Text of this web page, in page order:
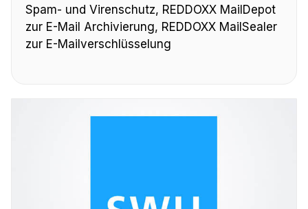
Spam- und Virenschutz, REDDOXX MailDepot
zur E-Mail Archivierung, REDDOXX MailSealer
zur E-Mailverschlüsselung